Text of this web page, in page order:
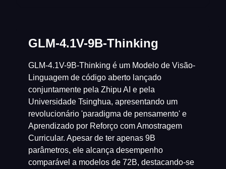
GLM-4.1V-9B-Thinking
GLM-4.1V-9B-Thinking é um Modelo de Visão-
Linguagem de código aberto lançado
conjuntamente pela Zhipu AI e pela
Universidade Tsinghua, apresentando um
revolucionário 'paradigma de pensamento' e
Aprendizado por Reforço com Amostragem
Curricular. Apesar de ter apenas 9B
parâmetros, ele alcança desempenho
comparável a modelos de 72B, destacando-se